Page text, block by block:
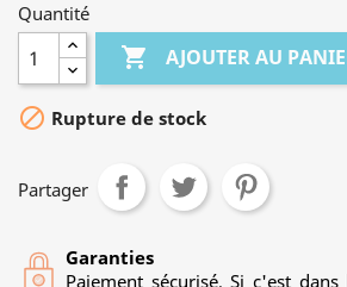
Quantité
 AJOUTER AU
 Rupture de stock
Partager
Garanties
Paiement sécurisé, Si c'est